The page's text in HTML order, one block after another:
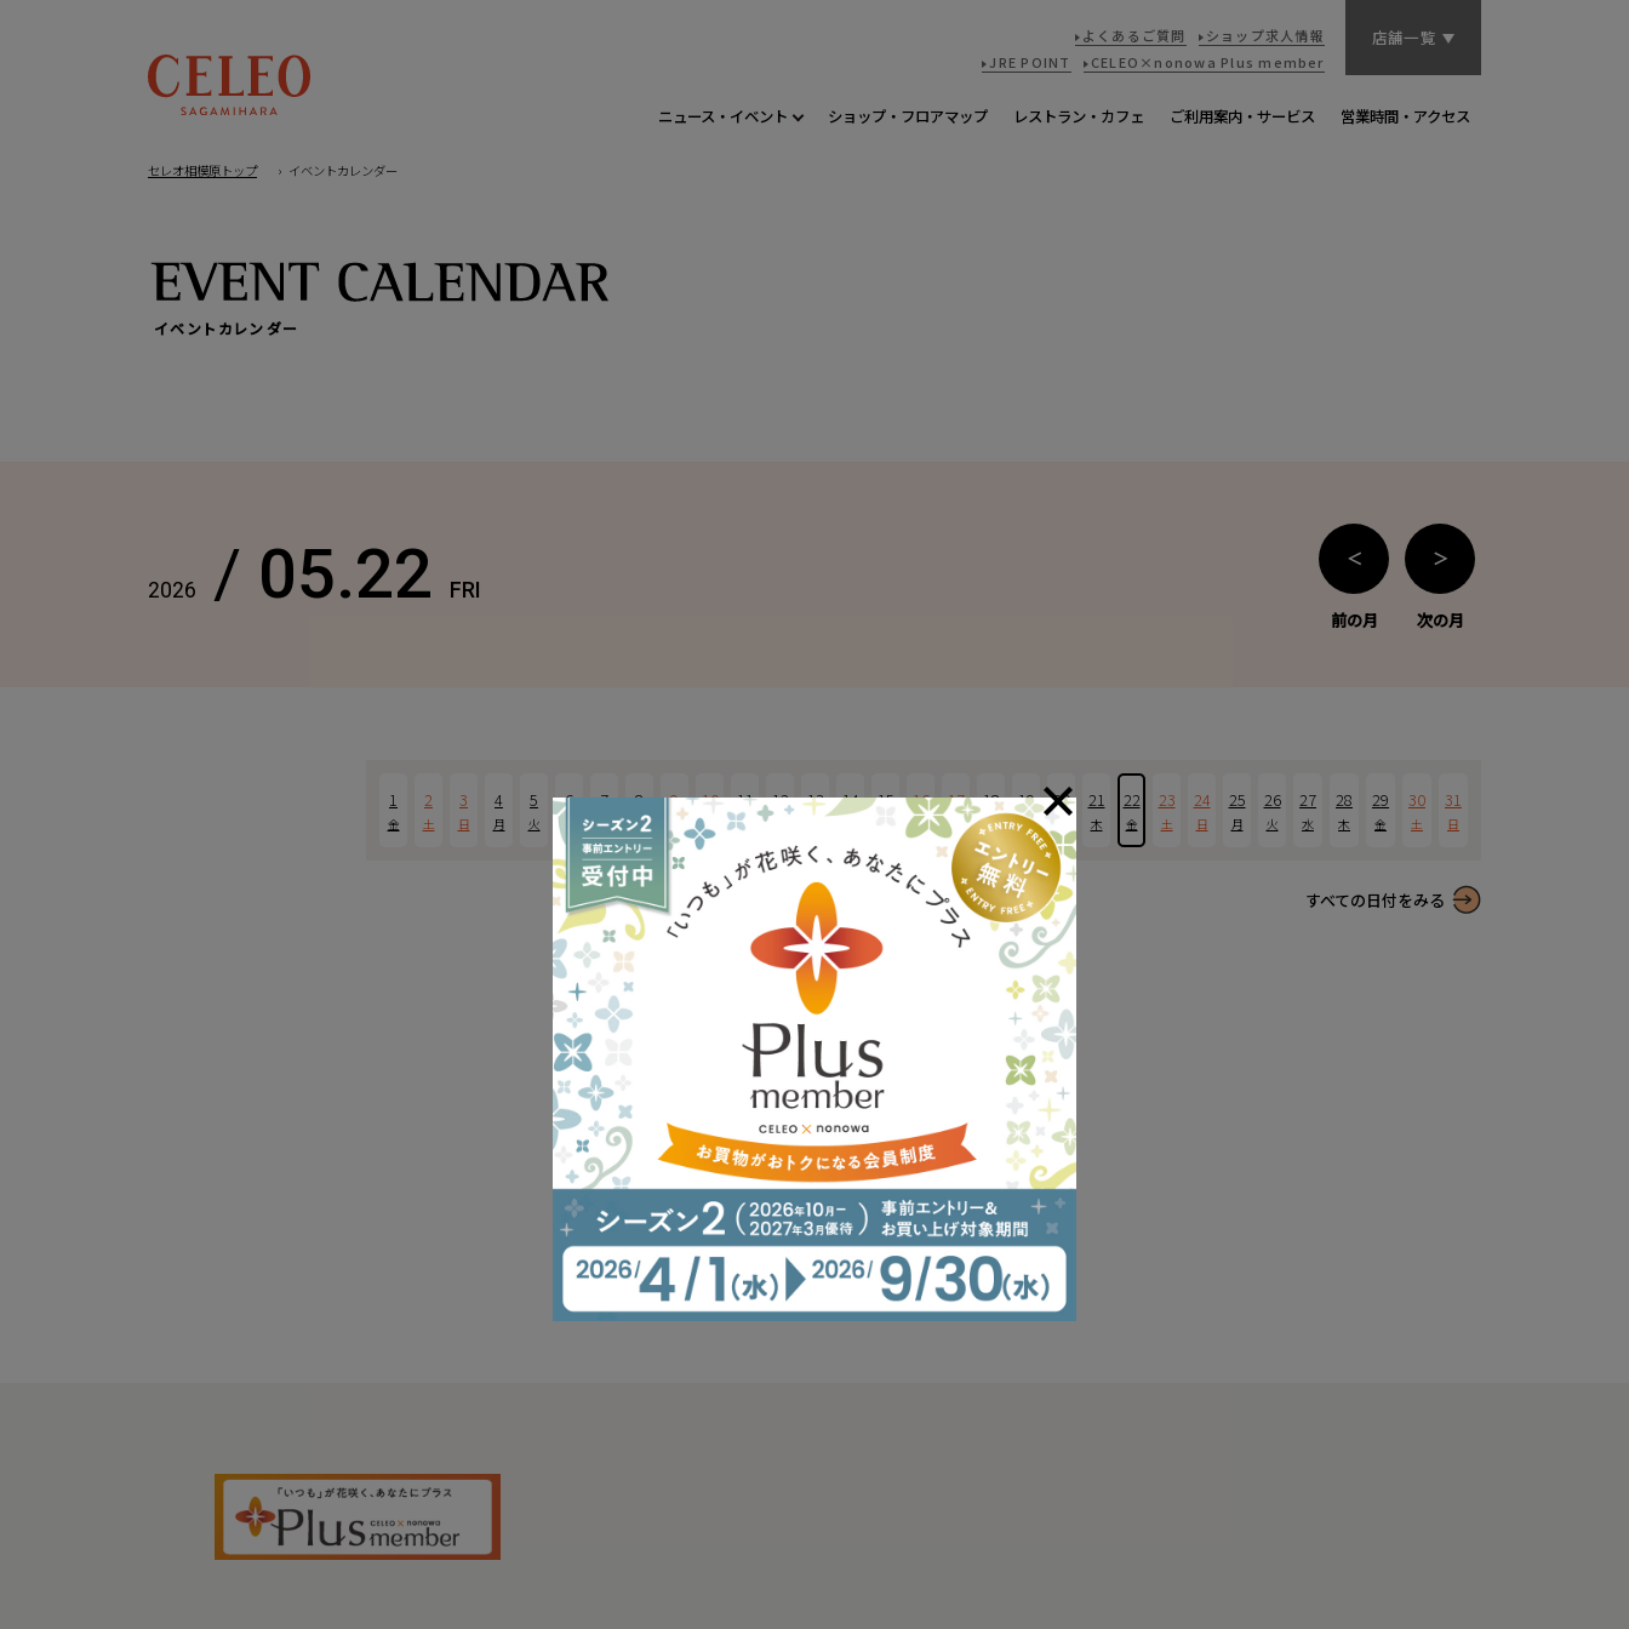
ニュース・イベント ショップ・フロアマップ レストラン・カフェ ご利用案内・サービス 営業時間・アクセス
よくあるご質問
ショップ求人情報
JRE POINT
CELEO×nonowa Plus member
店舗一覧
セレオ相模原トップ イベントカレンダー
イベントカレンダー
2026 / 05.22 FRI
＜
前の月
＞
次の月
1
金
2
土
3
日
4
月
5
火
6 7
木
8
金
9 10
日
11
月
12 13 14 15 16
土
17
日
18
月
19
火
20 21
木
22
金
23
土
24
日
25
月
26
火
27
水
28
木
29
金
30
土
31
日
すべての日付をみる
現在、掲載する情報はございません。
イベント一覧へ